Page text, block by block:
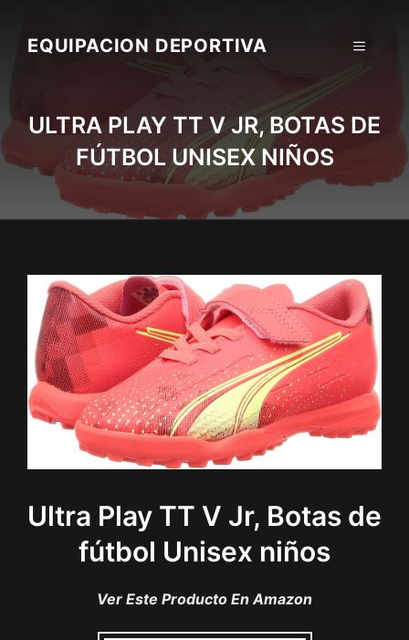
contentEQUIPACION DEPORTIVA MENU
ULTRA PLAY TT V JR, BOTAS DE
FÚTBOL UNISEX NIÑOS
Ultra Play TT V Jr, Botas de
fútbol Unisex niños
Ver Este Producto En Amazon